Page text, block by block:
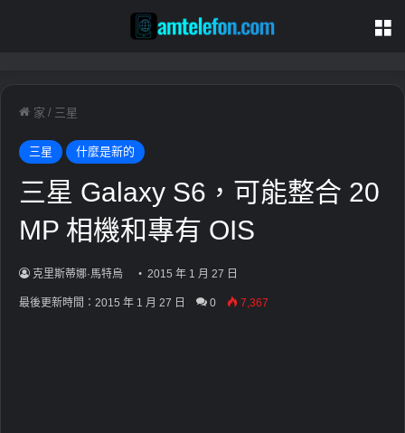
家 / 三星
三星 什麼是新的
三星 Galaxy S6，可能整合 20
MP 相機和專有 OIS
克里斯蒂娜·馬特烏 2015 年 1 月 27 日
最後更新時間：2015 年 1 月 27 日 0 7,367